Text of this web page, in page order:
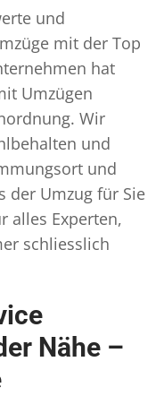
und
mit der Top
hat
Umzügen
Wir
und
und
der Umzug für Sie
alles Experten,
schliesslich
Nähe –